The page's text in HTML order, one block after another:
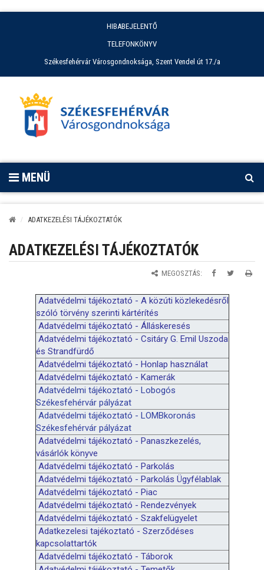
HIBABEJELENTŐ
TELEFONKÖNYV
Székesfehérvár Városgondnoksága, Szent Vendel út 17./a
MENÜ
ADATKEZELÉSI TÁJÉKOZTATÓK
ADATKEZELÉSI TÁJÉKOZTATÓK
MEGOSZTÁS:
Adatvédelmi tájékoztató - A közúti közlekedésről
szóló törvény szerinti kártérítés
Adatvédelmi tájékoztató - Álláskeresés
Adatvédelmi tájékoztató - Csitáry G. Emil Uszoda
és Strandfürdő
Adatvédelmi tájékoztató - Honlap használat
Adatvédelmi tájékoztató - Kamerák
Adatvédelmi tájékoztató - Lobogós
Székesfehérvár pályázat
Adatvédelmi tájékoztató - LOMBkoronás
Székesfehérvár pályázat
Adatvédelmi tájékoztató - Panaszkezelés,
vásárlók könyve
Adatvédelmi tájékoztató - Parkolás
Adatvédelmi tájékoztató - Parkolás Ügyfélablak
Adatvédelmi tájékoztató - Piac
Adatvédelmi tájékoztató - Rendezvények
Adatvédelmi tájékoztató - Szakfelügyelet
Adatkezelesi tajékoztató - Szerződéses
kapcsolattartók
Adatvédelmi tájékoztató - Táborok